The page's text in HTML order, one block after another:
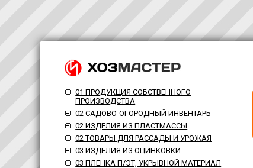
01 ПРОДУКЦИЯ СОБСТВЕННОГО
ПРОИЗВОДСТВА
02 САДОВО-ОГОРОДНЫЙ ИНВЕНТАРЬ
02 ИЗДЕЛИЯ ИЗ ПЛАСТМАССЫ
02 ТОВАРЫ ДЛЯ РАССАДЫ И УРОЖАЯ
03 ИЗДЕЛИЯ ИЗ ОЦИНКОВКИ
03 ПЛЕНКА П/ЭТ, УКРЫВНОЙ МАТЕРИАЛ